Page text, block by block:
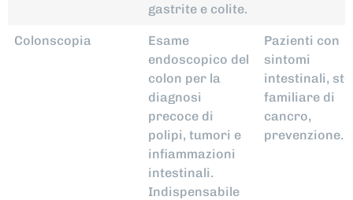
gastrite e colite.
Colonscopia
Esame
endoscopico del
colon per la
diagnosi
precoce di
polipi, tumori e
infiammazioni
intestinali.
Indispensabile
Pazienti con
sintomi
intestinali,
familiare di
cancro,
prevenzione.